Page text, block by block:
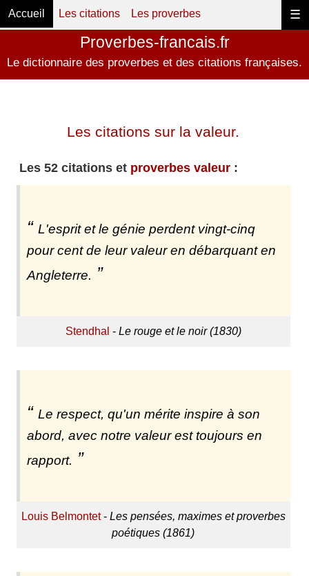
☰
Accueil Les citations Les proverbes
Proverbes-francais.fr
Le dictionnaire des proverbes et des citations françaises.
Les citations sur la valeur.
Les 52 citations et proverbes valeur:
L'esprit et le génie perdent vingt-cinq
pour cent de leur valeur en débarquant en
Angleterre.
Stendhal - Le rouge et le noir (1830)
Le respect, qu'un mérite inspire à son
abord, avec notre valeur est toujours en
rapport.
Louis Belmontet- Les pensées, maximes et proverbes
poétiques (1861)